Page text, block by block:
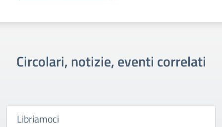
Circolari, notizie, eventi correlati
Libriamoci